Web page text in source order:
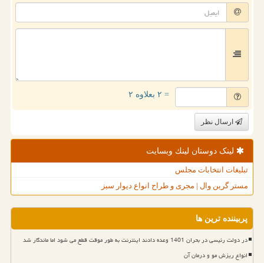
= ۲ بعلاوه ۲
ارسال نظر
لینک دوستان لینك وبسایت
تبلیغات انتخابات مجلس
مستر گرین وال | مجری و طراح انواع دیوار سبز
پربیننده ترین ها
در دولت رئیسی در بحران 1401 وعده دادند اینترنت به طور موقت قطع می شود اما ماندگار شد
انواع ریزش مو و درمان آن